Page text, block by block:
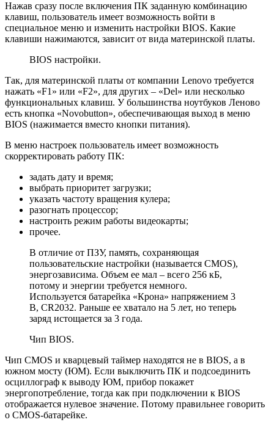
Нажав сразу после включения ПК заданную комбинацию
клавиш, пользователь имеет возможность войти в
специальное меню и изменить настройки BIOS. Какие
клавиши нажимаются, зависит от вида материнской платы.
BIOS настройки.
Так, для материнской платы от компании Lenovo требуется
нажать «F1» или «F2», для других – «Del» или несколько
функциональных клавиш. У большинства ноутбуков Леново
есть кнопка «Novobutton», обеспечивающая выход в меню
BIOS (нажимается вместо кнопки питания).
В меню настроек пользователь имеет возможность
скорректировать работу ПК:
задать дату и время;
выбрать приоритет загрузки;
указать частоту вращения кулера;
разогнать процессор;
настроить режим работы видеокарты;
прочее.
В отличие от ПЗУ, память, сохраняющая
пользовательские настройки (называется CMOS),
энергозависима. Объем ее мал – всего 256 кБ,
потому и энергии требуется немного.
Используется батарейка «Крона» напряжением 3
В, CR2032. Раньше ее хватало на 5 лет, но теперь
заряд истощается за 3 года.
Чип BIOS.
Чип CMOS и кварцевый таймер находятся не в BIOS, а в
южном мосту (ЮМ). Если выключить ПК и подсоединить
осциллограф к выводу ЮМ, прибор покажет
энергопотребление, тогда как при подключении к BIOS
отображается нулевое значение. Потому правильнее говорить
о CMOS-батарейке.